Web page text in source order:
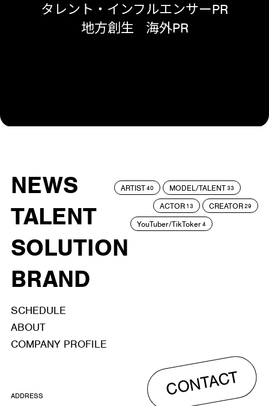
タレント・インフルエンサーPR
地方創生
海外PR
NEWS
TALENT
SOLUTION
BRAND
ARTIST40 MODEL/TALENT33
ACTOR 13 CREATOR29
YouTuber/TikToker4
SCHEDULE
ABOUT
COMPANY PROFILE
CONTACT
ADDRESS